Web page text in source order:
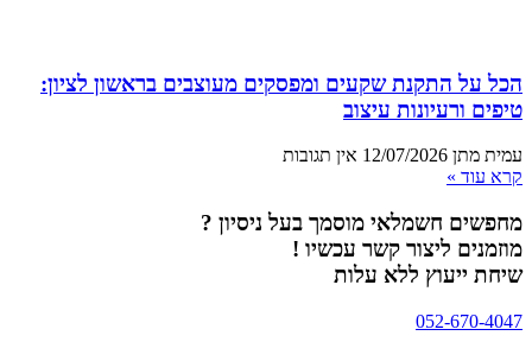
הכל על התקנת שקעים ומפסקים מעוצבים בראשון לציון:
טיפים ורעיונות עיצוב
עמית מתן 12/07/2026 אין תגובות
קרא עוד »
מחפשים חשמלאי מוסמך בעל ניסיון ?
מוזמנים ליצור קשר עכשיו !
שיחת ייעוץ ללא עלות
052-670-4047